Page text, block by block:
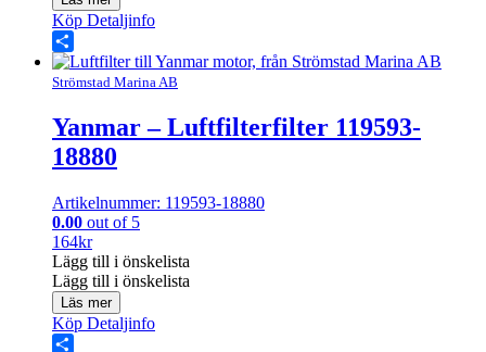
Köp Detaljinfo
Share
Strömstad Marina AB
Yanmar – Luftfilterfilter 119593-
18880
Artikelnummer: 119593-18880
0.00 out of 5
164kr
Lägg till i önskelista
Lägg till i önskelista
Läs mer
Köp Detaljinfo